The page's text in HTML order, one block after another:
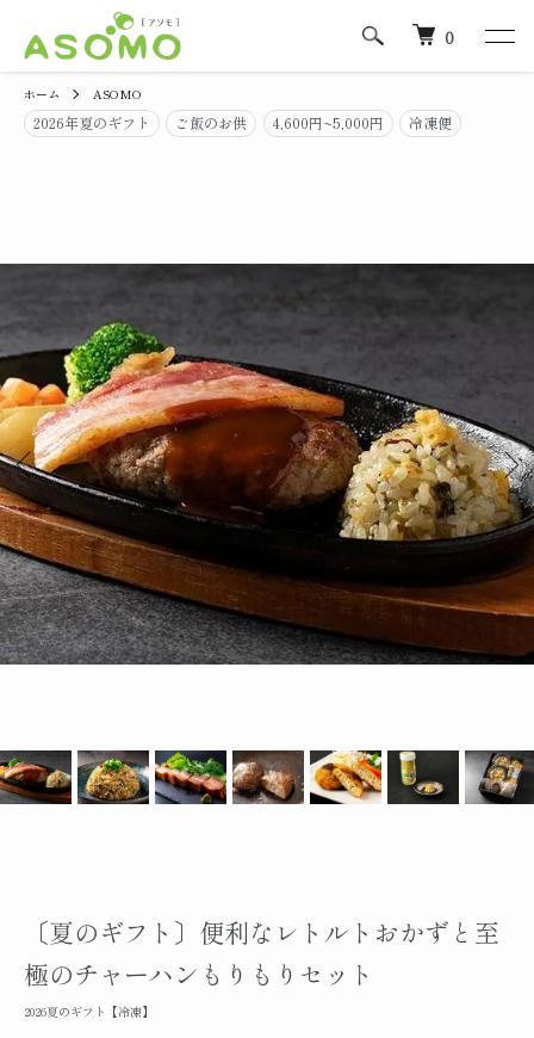
0
ホーム ASOMO
2026年夏のギフト ご飯のお供 4,600円~5,000円 冷凍便
〔夏のギフト〕便利なレトルトおかずと至
極のチャーハンもりもりセット
2026夏のギフト【冷凍】